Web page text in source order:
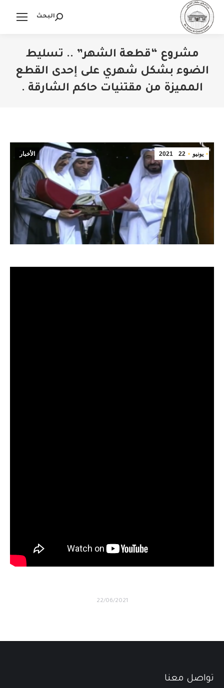
Search:
البحث
مشروع “قطعة الشهر” .. تسليط
الضوء بشكل شهري على إحدى القطع
المميزة من مقتنيات حاكم الشارقة .
يونيو 22
2021 الأخبار
22/06/2021
تواصل معنا